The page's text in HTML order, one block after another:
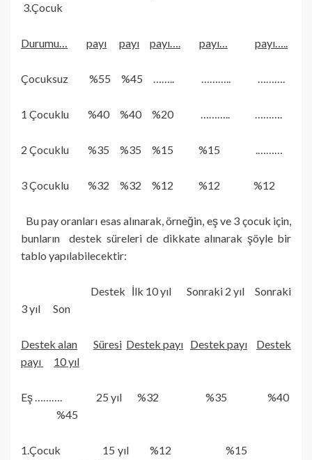
3.Çocuk
Durumu… payı payı payı…. payı… payı…..
Çocuksuz %55 %45 …….. ……….. ……….
1 Çocuklu %40 %40 %20 ……….. ……….
2 Çocuklu %35 %35 %15 %15 .………
3 Çocuklu %32 %32 %12 %12 %12
Bu pay oranları esas alınarak, örneğin, eş ve 3 çocuk için,
bunların destek süreleri de dikkate alınarak şöyle bir
tablo yapılabilecektir:
Destek İlk 10 yıl Sonraki 2 yıl Sonraki
3 yıl Son
Destek alan Süresi Destek payı Destek payı
Destek
payı
10 yıl
Eş ………. 25 yıl %32 %35 %40
%45
1.Çocuk 15 yıl %12 %15